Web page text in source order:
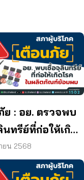
ย : อย. ตรวจพบ
นทรีย์ที่ก่อให้เกิด
ะพบแบคทีเรีย
ะรา เกิน
ยน 2568